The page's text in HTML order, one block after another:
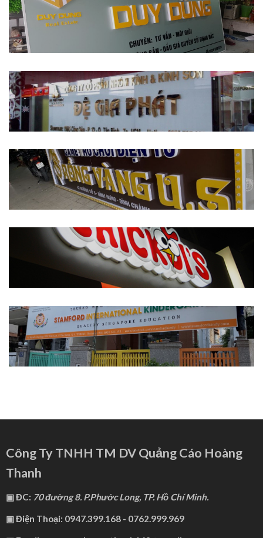
Công Ty TNHH TM DV Quảng Cáo Hoàng
Thanh
▣ ĐC: 70 đường 8. P.Phước Long, TP. Hồ Chí Minh.
▣ Điện Thoại: 0947.399.168 - 0762.999.969